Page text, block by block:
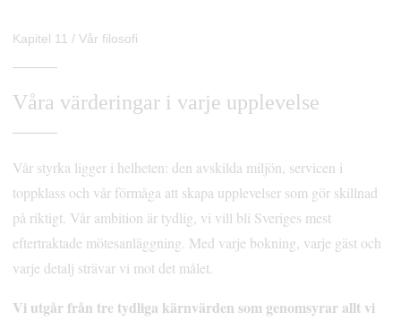
Kapitel 11 / Vår filosofi
Våra värderingar i varje upplevelse
Vår styrka ligger i helheten: den avskilda miljön, servicen i
toppklass och vår förmåga att skapa upplevelser som gör skillnad
på riktigt. Vår ambition är tydlig, vi vill bli Sveriges mest
eftertraktade mötesanläggning. Med varje bokning, varje gäst och
varje detalj strävar vi mot det målet.
Vi utgår från tre tydliga kärnvärden som genomsyrar allt vi